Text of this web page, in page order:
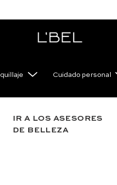
Cuidado personal
IR A LOS ASESORES
DE BELLEZA